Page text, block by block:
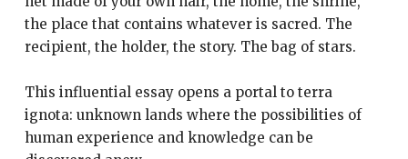
the place that contains whatever is sacred. The
recipient, the holder, the story. The bag of stars.
This influential essay opens a portal to terra
ignota: unknown lands where the possibilities of
human experience and knowledge can be